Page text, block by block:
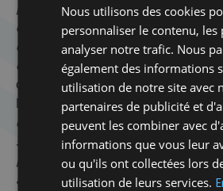
prennent et ils n’interviennent pas
que nous prenons en toute
destination des fonds que nous
et au Luxembourg ».Quant au
de terres palestiniennes en
la polarisation extrême qu’il peut
décision politique, de gauche
susceptible de poser un problème
partage pas. Quoi que le KKL
aura toujours qui ne seront pas
Nous utilisons des cookies
personnaliser le contenu, les
analyser notre trafic. Nous
également des informations
utilisation de notre site avec
partenaires de publicité et
peuvent les combiner avec
informations que vous leur
ou qu'ils ont collectées lors
utilisation de leurs services.